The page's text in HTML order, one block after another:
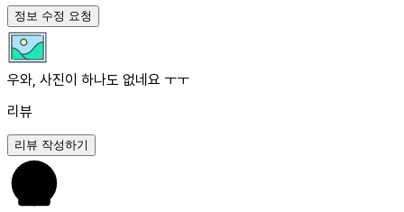
정보 수정 요청
우와, 사진이 하나도 없네요 ㅜㅜ
리뷰
리뷰 작성하기